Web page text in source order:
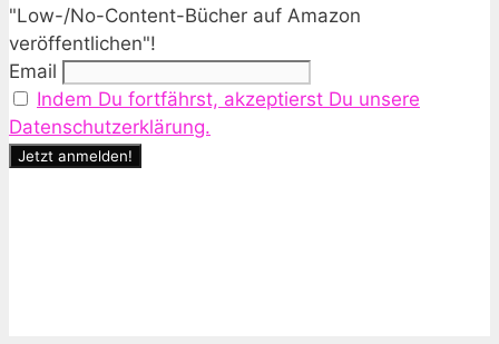
"Low-/No-Content-Bücher auf Amazon
veröffentlichen"!
Email
Indem Du fortfährst, akzeptierst Du unsere
Datenschutzerklärung.